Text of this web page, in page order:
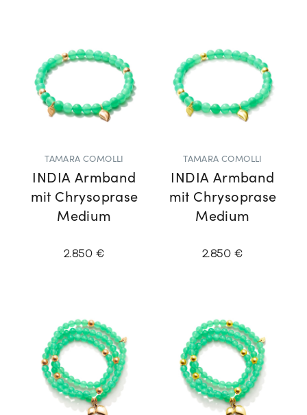
TAMARA COMOLLI
INDIA Armband
mit Chrysoprase
Medium
2.850 €
TAMARA COMOLLI
INDIA Armband
mit Chrysoprase
Medium
2.850 €